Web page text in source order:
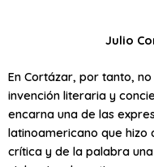
Julio
En Cortázar, por tanto,
invención literaria y
encarna una de las
latinoamericano que hizo
crítica y de la palabra